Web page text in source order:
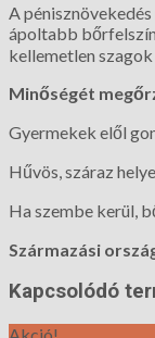
A
ápoltabb
kellemetlen
Minőségét
Gyermekek elől
Hűvös, száraz
Ha szembe kerül,
Származási
Kapcsolódó